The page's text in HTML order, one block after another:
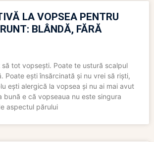
LA VOPSEA PENTRU
BLÂNDĂ, FĂRĂ
să tot vopsești. Poate te ustură scalpul
Poate ești însărcinată și nu vrei să riști,
ești alergică la vopsea și nu ai mai avut
bună e că vopseaua nu este singura
aspectul părului